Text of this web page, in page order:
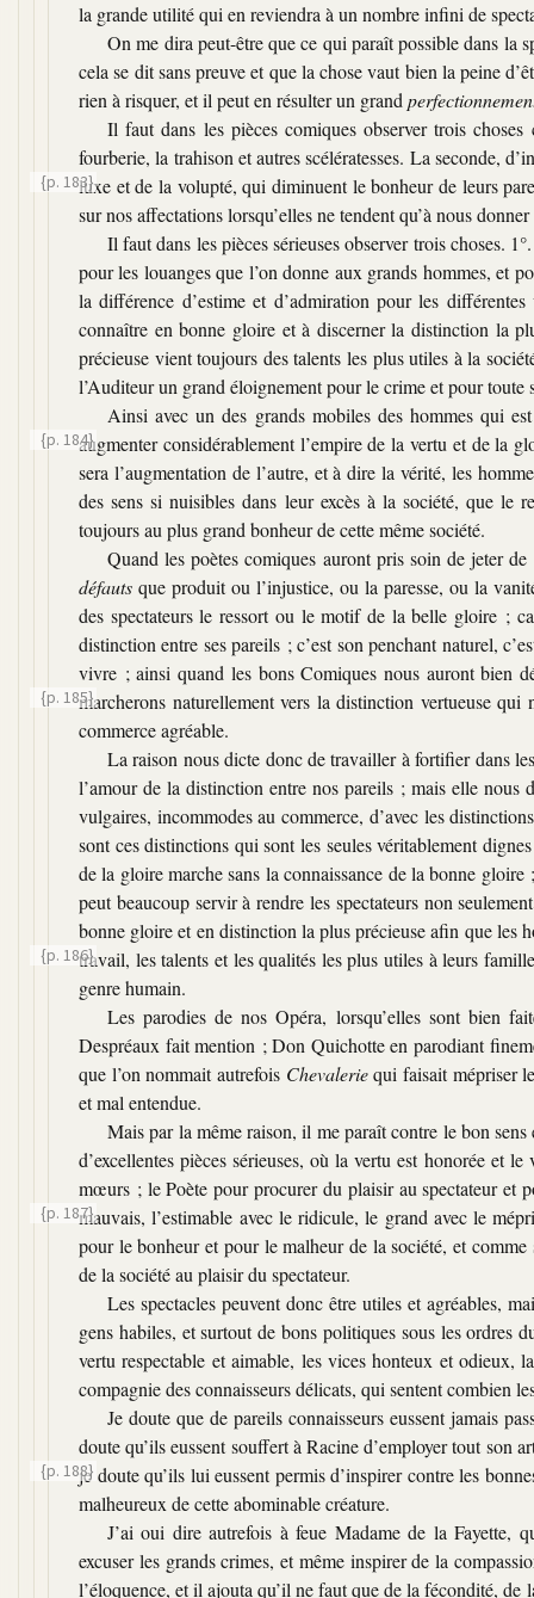
la grande utilité qui en reviendra à un nombre infini de
On me dira peut-être que ce qui paraît possible dans la
cela se dit sans preuve et que la chose vaut bien la peine
rien à risquer, et il peut en résulter un grand
Il faut dans les pièces comiques observer trois
fourberie, la trahison et autres scélératesses. La seconde,
luxe et de la volupté, qui diminuent le bonheur de leurs
{p. 183}
sur nos affectations lorsqu’elles ne tendent qu’à nous
Il faut dans les pièces sérieuses observer trois choses.
pour les louanges que l’on donne aux grands hommes, et
la différence d’estime et d’admiration pour les
connaître en bonne gloire et à discerner la distinction la
précieuse vient toujours des talents les plus utiles à la
l’Auditeur un grand éloignement pour le crime et pour toute
Ainsi avec un des grands mobiles des hommes qui
augmenter considérablement
{p. 184}
l’empire de la vertu et de la
sera l’augmentation de l’autre, et à dire la vérité, les
des sens si nuisibles dans leur excès à la société, que
toujours au plus grand bonheur de cette même société.
Quand les poètes comiques auront pris soin de jeter
défauts que produit ou l’injustice, ou la paresse, ou la
des spectateurs le ressort ou le motif de la belle gloire ;
distinction entre ses pareils ; c’est son penchant naturel,
vivre ; ainsi quand les bons Comiques nous auront bien
marcherons naturellement
{p. 185}
vers la distinction vertueuse qui
commerce agréable.
La raison nous dicte donc de travailler à fortifier dans
l’amour de la distinction entre nos pareils ; mais elle nous
vulgaires, incommodes au commerce, d’avec les
sont ces distinctions qui sont les seules véritablement
de la gloire marche sans la connaissance de la bonne
peut beaucoup servir à rendre les spectateurs non
bonne gloire et en distinction la plus précieuse afin que les
travail, les talents et les qualités les
{p. 186}
plus utiles à leurs
genre humain.
Les parodies de nos Opéra, lorsqu’elles sont bien
Despréaux fait mention ; Don Quichotte en parodiant
que l’on nommait autrefois Chevaleriequi faisait mépriser
et mal entendue.
Mais par la même raison, il me paraît contre le bon
d’excellentes pièces sérieuses, où la vertu est honorée et
mœurs ; le Poète pour procurer du plaisir au spectateur et
mauvais, l’estimable avec le ridicule, le grand avec le
{p. 187}
pour le bonheur et pour le malheur de la société, et
de la société au plaisir du spectateur.
Les spectacles peuvent donc être utiles et agréables,
gens habiles, et surtout de bons politiques sous les ordres
vertu respectable et aimable, les vices honteux et
compagnie des connaisseurs délicats, qui sentent combien
Je doute que de pareils connaisseurs eussent jamais
doute qu’ils eussent souffert à Racine d’employer tout son
je doute qu’ils lui eussent permis d’inspirer contre les
{p. 188}
malheureux de cette abominable créature.
J’ai oui dire autrefois à feue Madame de la Fayette,
excuser les grands crimes, et même inspirer de la
l’éloquence, et il ajouta qu’il ne faut que de la fécondité, de